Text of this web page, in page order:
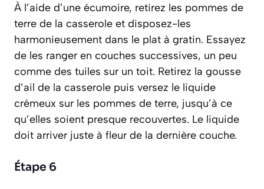
À l’aide d’une écumoire, retirez les pommes de
terre de la casserole et disposez-les
harmonieusement dans le plat à gratin. Essayez
de les ranger en couches successives, un peu
comme des tuiles sur un toit. Retirez la gousse
d’ail de la casserole puis versez le liquide
crémeux sur les pommes de terre, jusqu’à ce
qu’elles soient presque recouvertes. Le liquide
doit arriver juste à fleur de la dernière couche.
Étape 6